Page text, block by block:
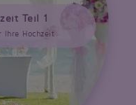
Teil 1
Ihre Hochzeit